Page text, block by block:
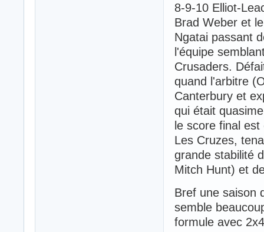
8-9-10 Elliot-
Brad Weber et
Ngatai passant
l'équipe
Crusaders.
quand l'arbitre
Canterbury et
qui était
le score final
Les Cruzes,
grande stabilité
Mitch Hunt) et
Bref une saison
semble
formule avec